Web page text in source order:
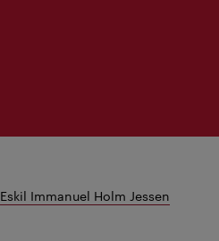
Eskil Immanuel Holm Jessen